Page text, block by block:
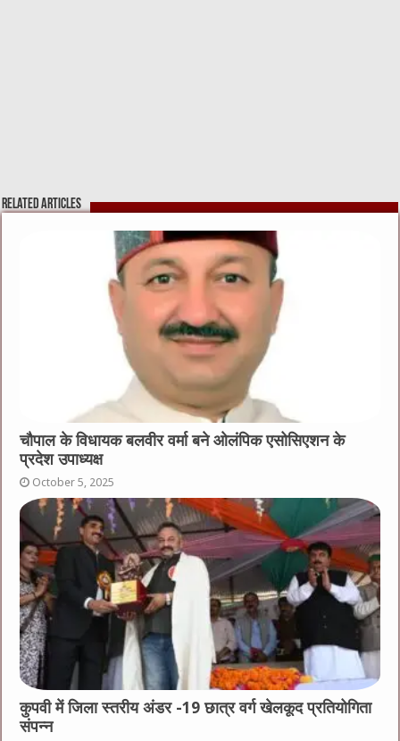
Related Articles
चौपाल के विधायक बलवीर वर्मा बने ओलंपिक एसोसिएशन के
प्रदेश उपाध्यक्ष
October 5, 2025
कुपवी में जिला स्तरीय अंडर -19 छात्र वर्ग खेलकूद प्रतियोगिता
संपन्न